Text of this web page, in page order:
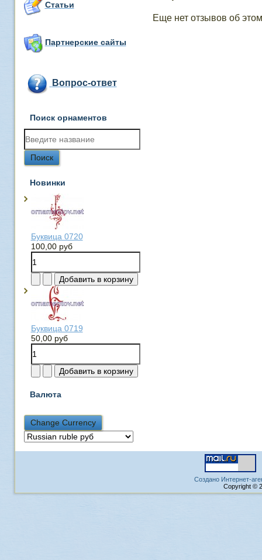
Статьи
Партнерские сайты
Вопрос-ответ
Поиск орнаментов
Новинки
Буквица 0720
100,00 руб
Буквица 0719
50,00 руб
Валюта
Еще нет отзывов об
Создано Интернет-
Copyright ©